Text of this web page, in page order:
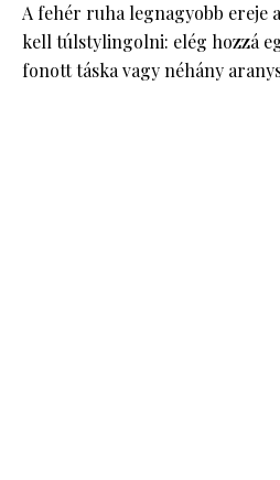
A fehér ruha legnagyobb ereje
kell túlstylingolni: elég hozzá
fonott táska vagy néhány